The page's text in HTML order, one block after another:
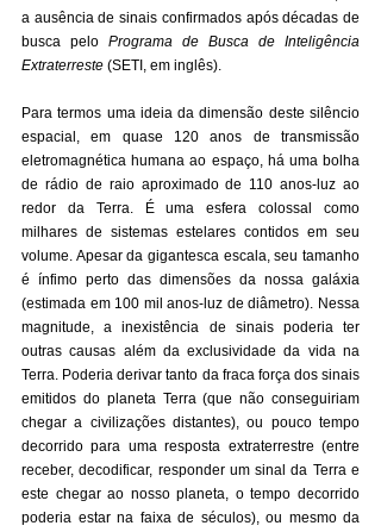
a ausência de sinais confirmados após décadas de
busca pelo Programa de Busca de Inteligência
Extraterreste (SETI, em inglês).
Para termos uma ideia da dimensão deste silêncio
espacial, em quase 120 anos de transmissão
eletromagnética humana ao espaço, há uma bolha
de rádio de raio aproximado de 110 anos-luz ao
redor da Terra. É uma esfera colossal como
milhares de sistemas estelares contidos em seu
volume. Apesar da gigantesca escala, seu tamanho
é ínfimo perto das dimensões da nossa galáxia
(estimada em 100 mil anos-luz de diâmetro). Nessa
magnitude, a inexistência de sinais poderia ter
outras causas além da exclusividade da vida na
Terra. Poderia derivar tanto da fraca força dos sinais
emitidos do planeta Terra (que não conseguiriam
chegar a civilizações distantes), ou pouco tempo
decorrido para uma resposta extraterrestre (entre
receber, decodificar, responder um sinal da Terra e
este chegar ao nosso planeta, o tempo decorrido
poderia estar na faixa de séculos), ou mesmo da